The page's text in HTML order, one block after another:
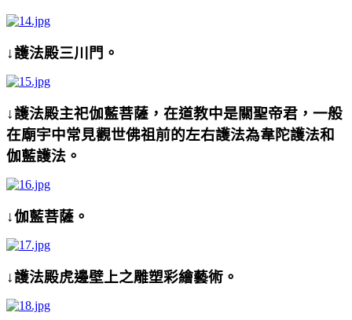
↓護法殿三川門。
↓護法殿主祀伽藍菩薩，在道教中是關聖帝君，一般
在廟宇中常見觀世佛祖前的左右護法為韋陀護法和
伽藍護法。
↓伽藍菩薩。
↓護法殿虎邊壁上之雕塑彩繪藝術。